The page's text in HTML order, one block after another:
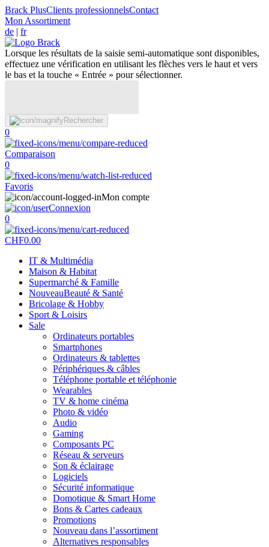
Brack PlusClients professionnelsContact
Mon Assortiment
de | fr
Lorsque les résultats de la saisie semi-automatique sont disponibles,
effectuez une vérification en utilisant les flèches vers le haut et vers
le bas et la touche « Entrée » pour sélectionner.
Rechercher
0
Comparaison
0
Favoris
Mon compte
Connexion
0
CHF0.00
IT & Multimédia
Maison & Habitat
Supermarché & Famille
NouveauBeauté & Santé
Bricolage & Hobby
Sport & Loisirs
Sale
Ordinateurs portables
Smartphones
Ordinateurs & tablettes
Périphériques & câbles
Téléphone portable et téléphonie
Wearables
TV & home cinéma
Photo & vidéo
Audio
Gaming
Composants PC
Réseau & serveurs
Son & éclairage
Logiciels
Sécurité informatique
Domotique & Smart Home
Bons & Cartes cadeaux
Promotions
Nouveau dans l’assortiment
Alternatives responsables